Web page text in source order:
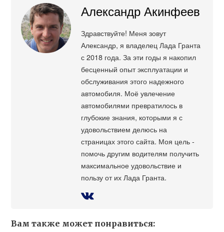
Александр Акинфеев
Здравствуйте! Меня зовут
Александр, я владелец Лада Гранта
с 2018 года. За эти годы я накопил
бесценный опыт эксплуатации и
обслуживания этого надежного
автомобиля. Моё увлечение
автомобилями превратилось в
глубокие знания, которыми я с
удовольствием делюсь на
страницах этого сайта. Моя цель -
помочь другим водителям получить
максимальное удовольствие и
пользу от их Лада Гранта.
Вам также может понравиться: